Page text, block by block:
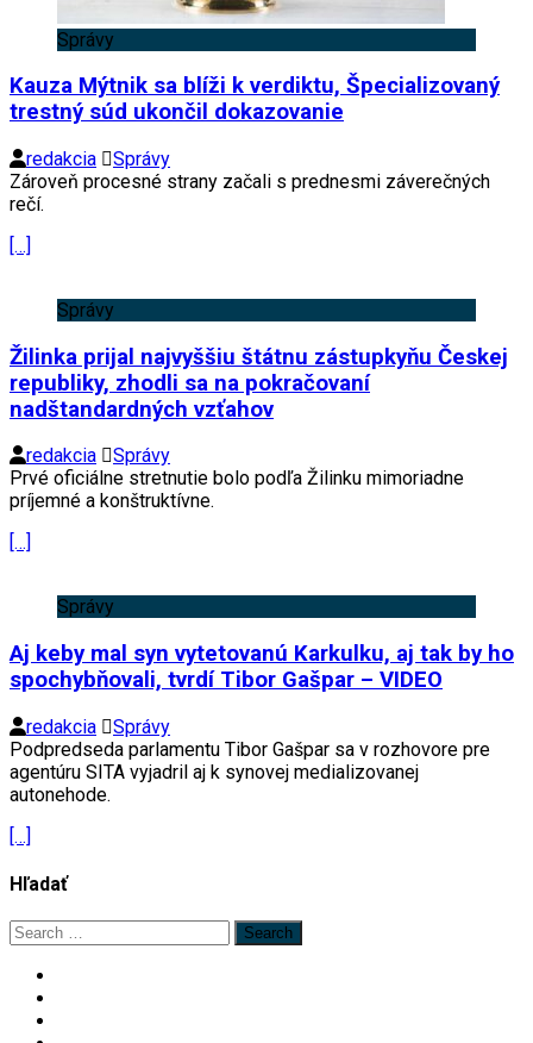
Správy
Kauza Mýtnik sa blíži k verdiktu, Špecializovaný
trestný súd ukončil dokazovanie
redakcia
Správy
Zároveň procesné strany začali s prednesmi záverečných
rečí.
[…]
Správy
Žilinka prijal najvyššiu štátnu zástupkyňu Českej
republiky, zhodli sa na pokračovaní
nadštandardných vzťahov
redakcia
Správy
Prvé oficiálne stretnutie bolo podľa Žilinku mimoriadne
príjemné a konštruktívne.
[…]
Správy
Aj keby mal syn vytetovanú Karkulku, aj tak by ho
spochybňovali, tvrdí Tibor Gašpar – VIDEO
redakcia
Správy
Podpredseda parlamentu Tibor Gašpar sa v rozhovore pre
agentúru SITA vyjadril aj k synovej medializovanej
autonehode.
[…]
Hľadať
Search